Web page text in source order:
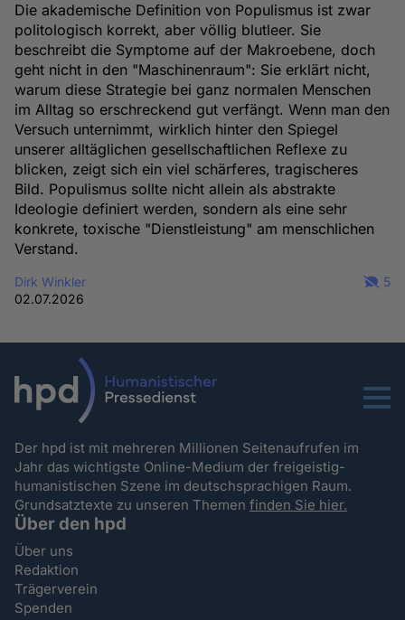
Die akademische Definition von Populismus ist zwar
politologisch korrekt, aber völlig blutleer. Sie
beschreibt die Symptome auf der Makroebene, doch
geht nicht in den "Maschinenraum": Sie erklärt nicht,
warum diese Strategie bei ganz normalen Menschen
im Alltag so erschreckend gut verfängt. Wenn man den
Versuch unternimmt, wirklich hinter den Spiegel
unserer alltäglichen gesellschaftlichen Reflexe zu
blicken, zeigt sich ein viel schärferes, tragischeres
Bild. Populismus sollte nicht allein als abstrakte
Ideologie definiert werden, sondern als eine sehr
konkrete, toxische "Dienstleistung" am menschlichen
Verstand.
Dirk Winkler
02.07.2026
5
Menu
Der hpd ist mit mehreren Millionen Seitenaufrufen im
Jahr das wichtigste Online-Medium der freigeistig-
humanistischen Szene im deutschsprachigen Raum.
Grundsatztexte zu unseren Themenfinden Sie hier.
Über den hpd
Über uns
Redaktion
Trägerverein
Spenden